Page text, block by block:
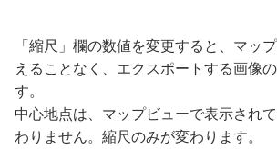
「縮尺」欄の数値を変更すると、マッ
えることなく、エクスポートする画像
す。
中心地点は、マップビューで表示され
わりません。縮尺のみが変わります。